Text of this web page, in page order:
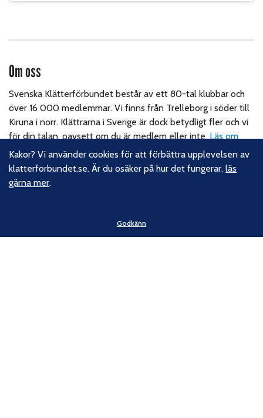
Om oss
Svenska Klätterförbundet består av ett 80-tal klubbar och
över 16 000 medlemmar. Vi finns från Trelleborg i söder till
Kiruna i norr. Klättrarna i Sverige är dock betydligt fler och vi
för din talan, oavsett om du är medlem eller inte.Läs om
vårt hållbarhetsarbete.
Följ oss
Linkedin
Kakor? Vi använder cookies för att förbättra upplevelsen av
klatterforbundet.se. Är du osäker på hur det fungerar,läs
gärna mer.
Godkänn